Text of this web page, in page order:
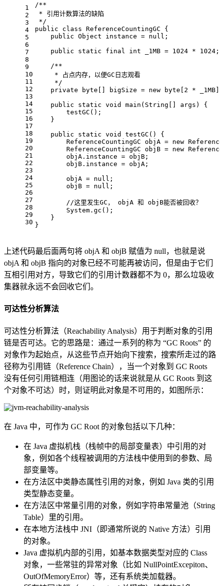
1
2
3
4
5
6
7
8
9
10
11
12
13
14
15
16
17
18
19
20
21
22
23
24
25
26
27
28
29
30
/**
* 引用计数算法的缺陷
*/
public
class ReferenceCountingGC
{
public Object instance = null ;
public
static final int _1MB = 1024 * 1024 ;
/**
     * 占点内存，以便GC日志观看
     */
private
byte [] bigSize = new byte [ 2 *
public
static void main (String[] args)
{
        testGC();
    }
public
static void testGC ()
{
        ReferenceCountingGC objA =
new
        ReferenceCountingGC objB =
new
        objA.instance = objB;
        objB.instance = objA;
        objA =
null ;
        objB =
null ;
//这里发生GC， objA 和 objB能否被回收？
        System.gc();
    }
}
上述代码最后面两句将 objA 和 objB 赋值为 null，也就是说
objA 和 objB 指向的对象已经不可能再被访问，但是由于它们
互相引用对方，导致它们的引用计数器都不为 0，那么垃圾收
集器就永远不会回收它们。
可达性分析算法
可达性分析算法（Reachability Analysis）用于判断对象的引用
链是否可达。它的思路是：通过一系列的称为 “GC Roots” 的
对象作为起始点，从这些节点开始向下搜索，搜索所走过的路
径称为引用链（Reference Chain），当一个对象到 GC Roots
没有任何引用链相连（用图论的话来说就是从 GC Roots 到这
个对象不可达）时，则证明此对象是不可用的，如图所示：
在 Java 中，可作为 GC Root 的对象包括以下几种：
在 Java 虚拟机栈（栈帧中的局部变量表）中引用的对
象，例如各个线程被调用的方法栈中使用到的参数、局
部变量等。
在方法区中类静态属性引用的对象，例如 Java 类的引用
类型静态变量。
在方法区中常量引用的对象，例如字符串常量池（String
Table）里的引用。
在本地方法栈中 JNI（即通常所说的 Native 方法）引用
的对象。
Java 虚拟机内部的引用，如基本数据类型对应的 Class
对象，一些常驻的异常对象（比如 NullPointExcepiton、
OutOfMemoryError）等，还有系统类加载器。